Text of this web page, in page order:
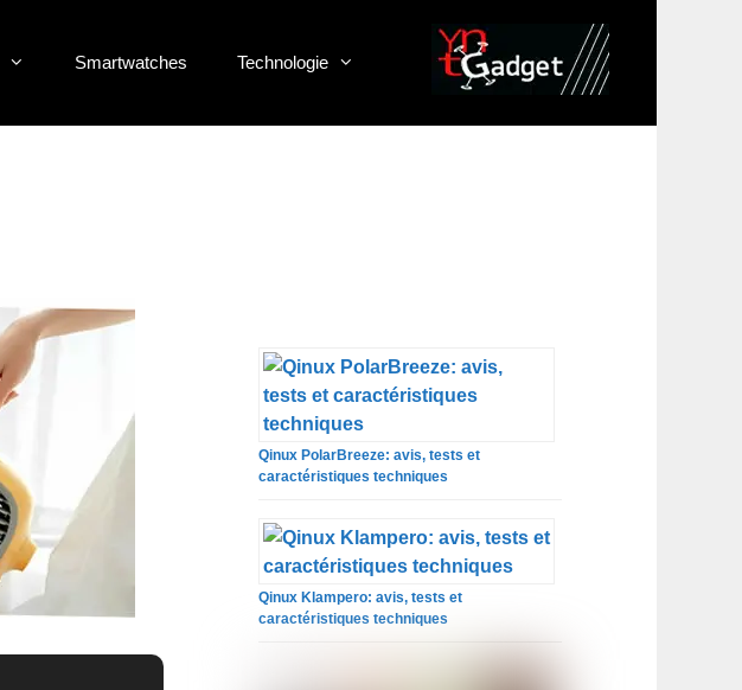
Smartwatches Technologie
Qinux PolarBreeze: avis, tests et
caractéristiques techniques
Qinux Klampero: avis, tests et
caractéristiques techniques